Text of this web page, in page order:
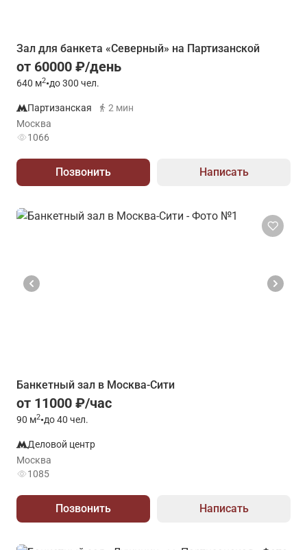
Зал для банкета «Северный» на Партизанской
от 60000 ₽/день
640 м2•до 300 чел.
Партизанская
2 мин
Москва
1066
Позвонить Написать
Банкетный зал в Москва-Сити
от 11000 ₽/час
90 м2•до 40 чел.
Деловой центр
Москва
1085
Позвонить Написать